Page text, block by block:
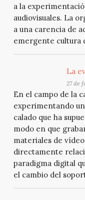
a la
audiovisuales. La
a una carencia de
emergente cultura
La
27 de
En el campo de la
experimentando
calado que ha
modo en que
materiales de
directamente
paradigma digital
el cambio del